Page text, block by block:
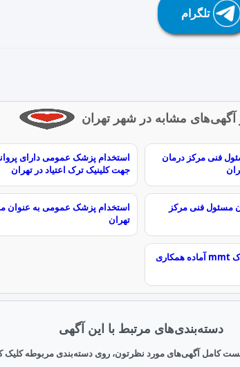
تلگرام
آگهی‌های مشابه در شهر تهران
فنی مرکز درمان
جهت کلینیک ترک اعتیاد در تهران
مسئول فنی مرکز
تهران
پزشک عمومی هستم دارای مدرک mmt آماده همکاری
دسته‌بندی‌های مرتبط با این آگهی
کامل آگهی‌های مورد نظرتون، روی دسته‌بندی مربوطه کلیک